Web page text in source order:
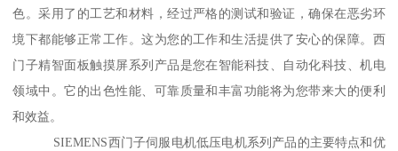
色。采用了的工艺和材料，经过严格的测试和验证，确保在恶劣环
境下都能够正常工作。这为您的工作和生活提供了安心的保障。西
门子精智面板触摸屏系列产品是您在智能科技、自动化科技、机电
领域中。它的出色性能、可靠质量和丰富功能将为您带来大的便利
和效益。
SIEMENS西门子伺服电机低压电机系列产品的主要特点和优